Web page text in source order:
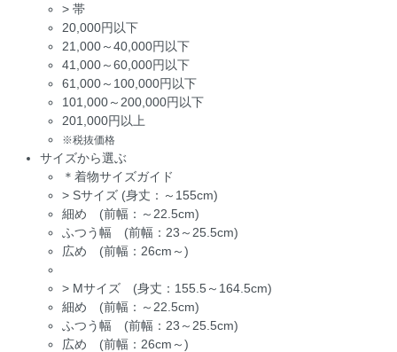
> 帯
20,000円以下
21,000～40,000円以下
41,000～60,000円以下
61,000～100,000円以下
101,000～200,000円以下
201,000円以上
※税抜価格
サイズから選ぶ
＊着物サイズガイド
> Sサイズ (身丈：～155cm)
細め (前幅：～22.5cm)
ふつう幅 (前幅：23～25.5cm)
広め (前幅：26cm～)
> Mサイズ (身丈：155.5～164.5cm)
細め (前幅：～22.5cm)
ふつう幅 (前幅：23～25.5cm)
広め (前幅：26cm～)